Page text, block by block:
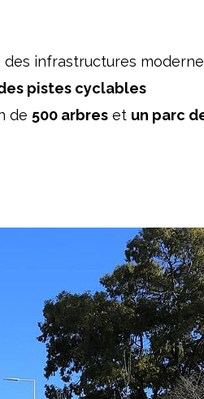
des infrastructures
pistes cyclables
de 500 arbres et un parc